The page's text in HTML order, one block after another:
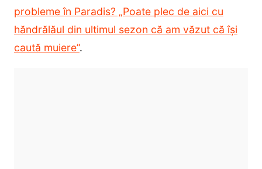
probleme în Paradis? „Poate plec de aici cu
hăndrălăul din ultimul sezon că am văzut că își
caută muiere”.